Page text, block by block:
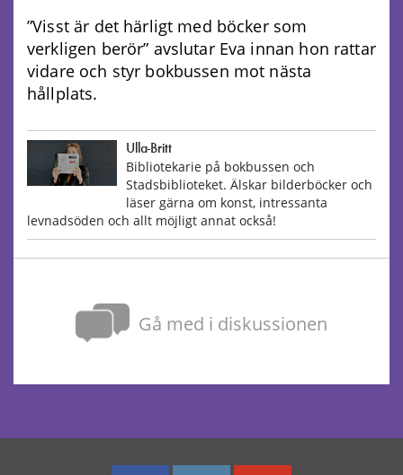
”Visst är det härligt med böcker som
verkligen berör” avslutar Eva innan hon rattar
vidare och styr bokbussen mot nästa
hållplats.
Ulla-Britt
Bibliotekarie på bokbussen och
Stadsbiblioteket. Älskar bilderböcker och
läser gärna om konst, intressanta
levnadsöden och allt möjligt annat också!
Gå med i diskussionen